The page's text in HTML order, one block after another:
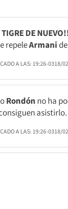
TIGRE DE
repeleArmani
A LAS: 19:26-0318/
Rondón no ha
asistirlo.
A LAS: 19:26-0318/